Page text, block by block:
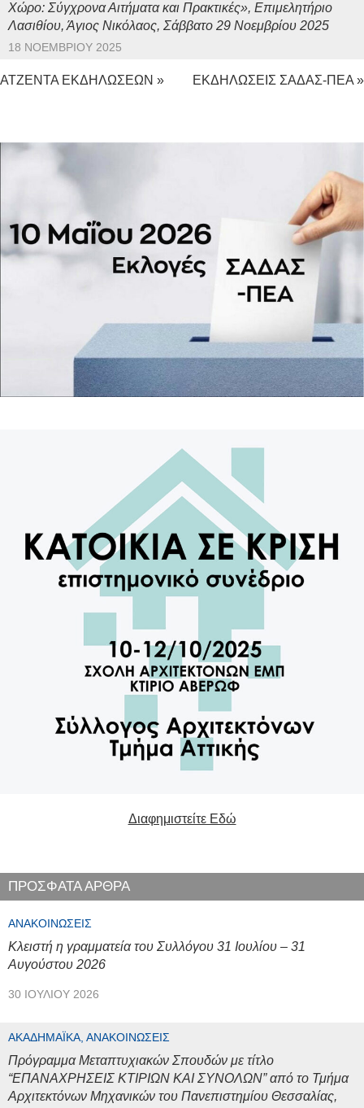
Χώρο: Σύγχρονα Αιτήματα και Πρακτικές», Επιμελητήριο
Λασιθίου, Άγιος Νικόλαος, Σάββατο 29 Νοεμβρίου 2025
18 ΝΟΕΜΒΡΊΟΥ 2025
ΑΤΖΕΝΤΑ ΕΚΔΗΛΩΣΕΩΝ » ΕΚΔΗΛΩΣΕΙΣ ΣΑΔΑΣ-ΠΕΑ »
Διαφημιστείτε Εδώ
ΠΡΟΣΦΑΤΑ ΑΡΘΡΑ
ΑΝΑΚΟΙΝΏΣΕΙΣ
Κλειστή η γραμματεία του Συλλόγου 31 Ιουλίου – 31
Αυγούστου 2026
30 ΙΟΥΛΊΟΥ 2026
ΑΚΑΔΗΜΑΪΚΆ, ΑΝΑΚΟΙΝΏΣΕΙΣ
Πρόγραμμα Μεταπτυχιακών Σπουδών με τίτλο
“ΕΠΑΝΑΧΡΗΣΕΙΣ ΚΤΙΡΙΩΝ ΚΑΙ ΣΥΝΟΛΩΝ” από το Τμήμα
Αρχιτεκτόνων Μηχανικών του Πανεπιστημίου Θεσσαλίας,